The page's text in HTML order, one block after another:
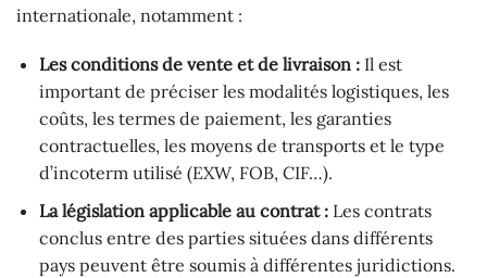
internationale, notamment :
Les conditions de vente et de livraison :Il est
important de préciser les modalités logistiques, les
coûts, les termes de paiement, les garanties
contractuelles, les moyens de transports et le type
d’incoterm utilisé (EXW, FOB, CIF…).
La législation applicable au contrat :Les contrats
conclus entre des parties situées dans différents
pays peuvent être soumis à différentes juridictions.